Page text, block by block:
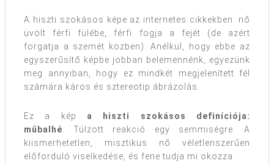
A hiszti szokásos képe az internetes cikkekben: nő
üvölt férfi fülébe, férfi fogja a fejét (de azért
forgatja a szemét közben). Anélkül, hogy ebbe az
egyszerűsítő képbe jobban belemennénk, egyezünk
meg annyiban, hogy ez mindkét megjelenített fél
számára káros és sztereotip ábrázolás.
Ez a kép a hiszti szokásos definíciója:
műbalhé . Túlzott reakció egy semmiségre. A
kiismerhetetlen, misztikus nő véletlenszerűen
előforduló viselkedése, és fene tudja mi okozza.